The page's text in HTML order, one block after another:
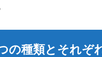
の種類とそれぞ